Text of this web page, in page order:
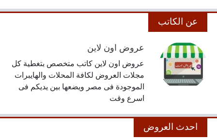
عن الكاتب
عروض اون لاين
عروض اون لاين كاتب متخصص بتغطية كل
مجلات العروض لكافة المحلات والهايبرات
الموجودة فى مصر ويضعها بين يديكم فى
اسرع وقت
احدث العروض